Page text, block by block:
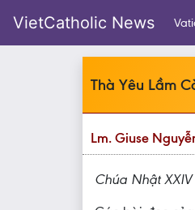
VietCatholic News
Thà Yêu Lầm
Lm. Giuse
Chúa Nhật